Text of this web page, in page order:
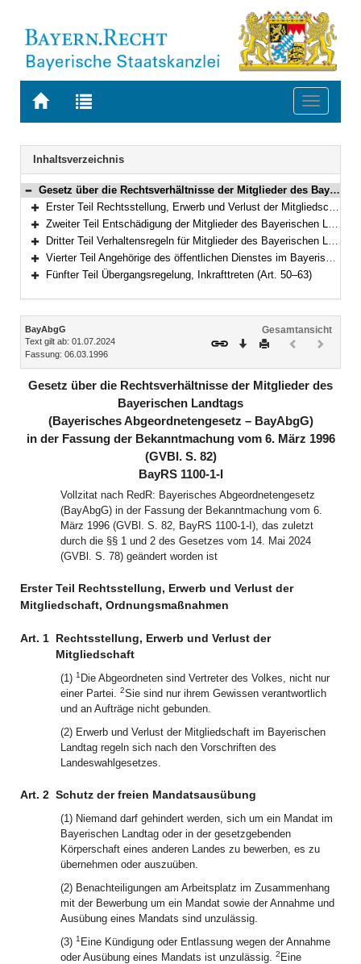
Zur
BAYERN.RECHT
Zur
letzten
Suche
Toggle
Navigation
Inhaltsverzeichnis
Bereich reduzieren
Gesetz über die Rechtsverhältnisse der Mitglieder des Bayerischen Landtags (Bayerisches Abgeordnetengesetz – BayAbgG) in der Fassung der Bekanntmachung vom 6. März 1996 (GVBl. S. 82) BayRS 1100-1-I (Art. 1–63)
Bereich erweitern
Erster Teil Rechtsstellung, Erwerb und Verlust der Mitgliedschaft, Ordnungsmaßnahmen (Art. 1–4a)
Bereich erweitern
Zweiter Teil Entschädigung der Mitglieder des Bayerischen Landtags und Versorgung (Art. 5–27a)
Bereich erweitern
Dritter Teil Verhaltensregeln für Mitglieder des Bayerischen Landtags (Art. 28–40)
Bereich erweitern
Vierter Teil Angehörige des öffentlichen Dienstes im Bayerischen Landtag (Art. 41–49)
Fünfter Teil Übergangsregelung, Inkrafttreten (Art. 50–63)
Inhalt
BayAbgG
Text gilt ab: 01.07.2024
Fassung: 06.03.1996
Gesamtansicht
Download
DruckenVorheriges
(inaktiv)(inaktiv)
Gesetz über die Rechtsverhältnisse der Mitglieder des
Bayerischen Landtags
(Bayerisches Abgeordnetengesetz – BayAbgG)
in der Fassung der Bekanntmachung vom 6. März 1996
(GVBl. S. 82)
BayRS 1100-1-I
Vollzitat nach RedR: Bayerisches Abgeordnetengesetz
(BayAbgG) in der Fassung der Bekanntmachung vom 6.
März 1996 (GVBl. S. 82, BayRS 1100-1-I), das zuletzt
durch die §§ 1 und 2 des Gesetzes vom 14. Mai 2024
(GVBl. S. 78) geändert worden ist
Erster Teil Rechtsstellung, Erwerb und Verlust der
Mitgliedschaft, Ordnungsmaßnahmen
Art. 1 Rechtsstellung, Erwerb und Verlust der
Mitgliedschaft
(1) 1 Die Abgeordneten sind Vertreter des Volkes, nicht nur
einer Partei. 2Sie sind nur ihrem Gewissen verantwortlich
und an Aufträge nicht gebunden.
(2) Erwerb und Verlust der Mitgliedschaft im Bayerischen
Landtag regeln sich nach den Vorschriften des
Landeswahlgesetzes.
Art. 2 Schutz der freien Mandatsausübung
(1) Niemand darf gehindert werden, sich um ein Mandat im
Bayerischen Landtag oder in der gesetzgebenden
Körperschaft eines anderen Landes zu bewerben, es zu
übernehmen oder auszuüben.
(2) Benachteiligungen am Arbeitsplatz im Zusammenhang
mit der Bewerbung um ein Mandat sowie der Annahme und
Ausübung eines Mandats sind unzulässig.
(3) 1 Eine Kündigung oder Entlassung wegen der Annahme
oder Ausübung eines Mandats ist unzulässig. 2 Eine